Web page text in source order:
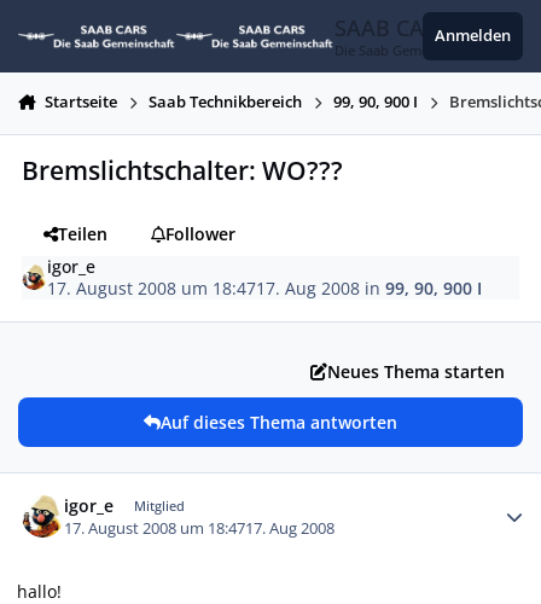
SAAB CARS
Die Saab Gemeinschaft
Anmelden
Startseite Saab Technikbereich 99, 90, 900 I
Bremslichtschalter: WO???
Teilen
Follower
igor_e
17. August 2008 um 18:4717. Aug 2008 in99, 90, 900 I
Neues Thema starten
Auf dieses Thema antworten
igor_e Mitglied
17. August 2008 um 18:4717. Aug 2008
hallo!